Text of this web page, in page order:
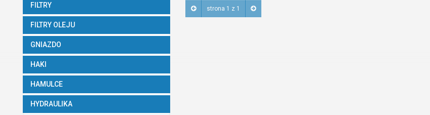
FILTRY
FILTRY OLEJU
GNIAZDO
HAKI
HAMULCE
HYDRAULIKA
strona 1 z 1